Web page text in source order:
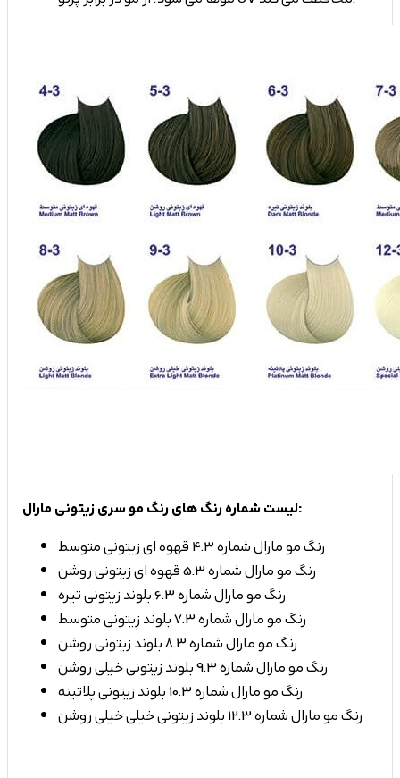
لیست شماره رنگ های رنگ مو سری زیتونی مارال:
رنگ مو مارال شماره 4.3 قهوه ای زیتونی متوسط
رنگ مو مارال شماره 5.3 قهوه ای زیتونی روشن
رنگ مو مارال شماره 6.3 بلوند زیتونی تیره
رنگ مو مارال شماره 7.3 بلوند زیتونی متوسط
رنگ مو مارال شماره 8.3 بلوند زیتونی روشن
رنگ مو مارال شماره 9.3 بلوند زیتونی خیلی روشن
رنگ مو مارال شماره 10.3 بلوند زیتونی پلاتینه
رنگ مو مارال شماره 12.3 بلوند زیتونی خیلی خیلی روشن